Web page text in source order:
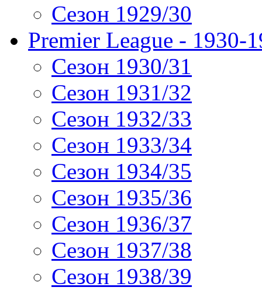
Сезон 1929/30
Premier League - 1930-
Сезон 1930/31
Сезон 1931/32
Сезон 1932/33
Сезон 1933/34
Сезон 1934/35
Сезон 1935/36
Сезон 1936/37
Сезон 1937/38
Сезон 1938/39